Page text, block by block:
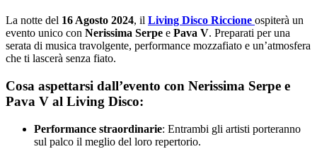
La notte del 16 Agosto 2024, il Living Disco Riccione ospiterà un
evento unico con Nerissima Serpe e Pava V. Preparati per una
serata di musica travolgente, performance mozzafiato e un’atmosfera
che ti lascerà senza fiato.
Cosa aspettarsi dall’evento con Nerissima Serpe e
Pava V al Living Disco:
Performance straordinarie: Entrambi gli artisti porteranno
sul palco il meglio del loro repertorio.